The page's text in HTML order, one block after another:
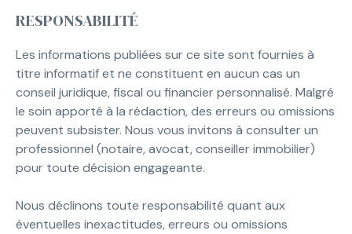
RESPONSABILITÉ
Les informations publiées sur ce site sont fournies à
titre informatif et ne constituent en aucun cas un
conseil juridique, fiscal ou financier personnalisé. Malgré
le soin apporté à la rédaction, des erreurs ou omissions
peuvent subsister. Nous vous invitons à consulter un
professionnel (notaire, avocat, conseiller immobilier)
pour toute décision engageante.
Nous déclinons toute responsabilité quant aux
éventuelles inexactitudes, erreurs ou omissions